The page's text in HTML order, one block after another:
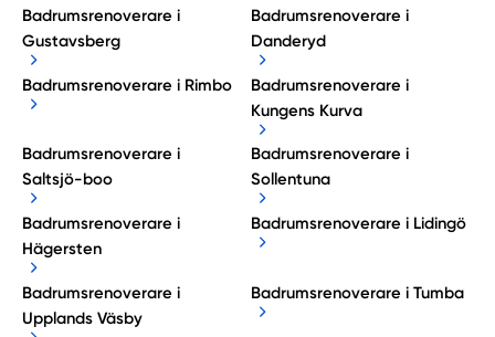
Badrumsrenoverare i
Gustavsberg
Badrumsrenoverare i
Danderyd
Badrumsrenoverare i Rimbo
Badrumsrenoverare i
Kungens Kurva
Badrumsrenoverare i
Saltsjö-boo
Badrumsrenoverare i
Sollentuna
Badrumsrenoverare i
Hägersten
Badrumsrenoverare i Lidingö
Badrumsrenoverare i
Upplands Väsby
Badrumsrenoverare i Tumba